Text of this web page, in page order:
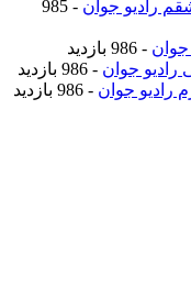
رادیو جوان
- 985
جوان - 986 بازدید
رادیو جوان - 986 بازدید
رادیو جوان - 986 بازدید